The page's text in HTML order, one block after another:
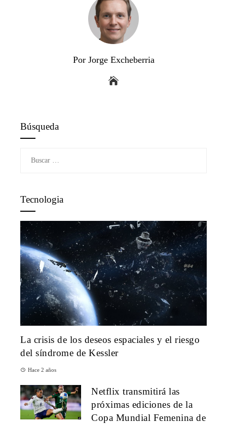
Por Jorge Excheberria
Búsqueda
Tecnologia
La crisis de los deseos espaciales y el riesgo
del síndrome de Kessler
Hace 2 años
Netflix transmitirá las
próximas ediciones de la
Copa Mundial Femenina de